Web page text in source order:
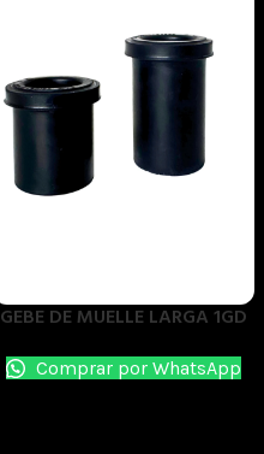
GEBE DE MUELLE LARGA 1GD
Comprar por WhatsApp